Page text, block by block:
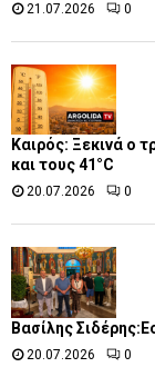
21.07.2026 0
Καιρός: Ξεκινά ο
και τους 41°C
20.07.2026 0
Βασίλης
20.07.2026 0